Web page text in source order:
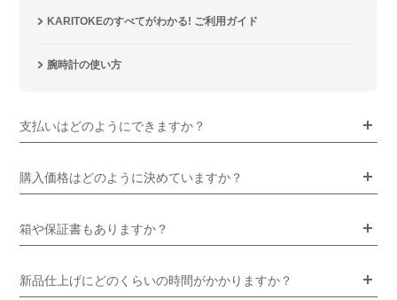
KARITOKEのすべてがわかる! ご利用ガイド
腕時計の使い方
支払いはどのようにできますか？
購入価格はどのように決めていますか？
箱や保証書もありますか？
新品仕上げにどのくらいの時間がかかりますか？